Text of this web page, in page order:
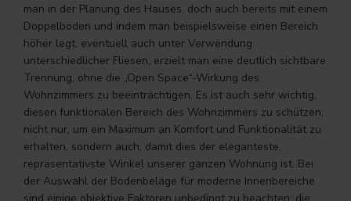
man in der Planung des Hauses, doch auch bereits mit einem
Doppelboden und indem man beispielsweise einen Bereich
höher legt, eventuell auch unter Verwendung
unterschiedlicher Fliesen, erzielt man eine deutlich sichtbare
Trennung, ohne die „Open Space“-Wirkung des
Wohnzimmers zu beeinträchtigen. Es ist auch sehr wichtig,
diesen funktionalen Bereich des Wohnzimmers zu schützen,
nicht nur, um ein Maximum an Komfort und Funktionalität zu
erhalten, sondern auch, damit dies der eleganteste,
repräsentativste Winkel unserer ganzen Wohnung ist. Bei
der Auswahl der Bodenbeläge für moderne Innenbereiche